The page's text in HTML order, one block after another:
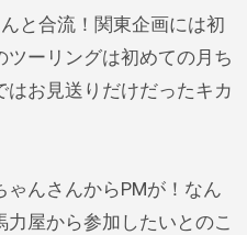
と合流！関東企画には初
ーリングは初めての月ち
お見送りだけだったキカ
ゃんさんからPMが！なん
屋から参加したいとのこ